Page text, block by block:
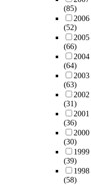
(85)
2006
(52)
2005
(66)
2004
(64)
2003
(63)
2002
(31)
2001
(36)
2000
(30)
1999
(39)
1998
(58)